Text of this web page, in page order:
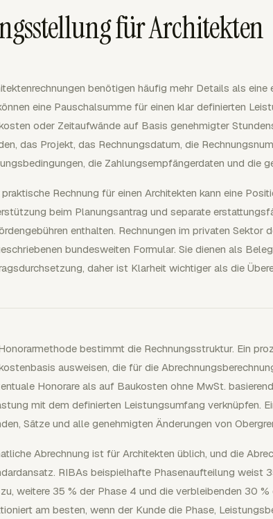
für Architekten
benötigen häufig mehr Details als eine
eine Pauschalsumme für einen klar definierten
oder Zeitaufwände auf Basis genehmigter
das Projekt, das Rechnungsdatum, die
die Zahlungsempfängerdaten und die
praktische Rechnung für einen Architekten kann eine
beim Planungsantrag und separate
enthalten. Rechnungen im privaten Sektor
bundesweiten Formular. Sie dienen als
daher ist Klarheit wichtiger als die
bestimmt die Rechnungsstruktur. Ein
ausweisen, die für die
Honorare als auf Baukosten ohne MwSt.
mit dem definierten Leistungsumfang verknüpfen.
Sätze und alle genehmigten Änderungen von
Abrechnung ist für Architekten üblich, und die
RIBAs beispielhafte Phasenaufteilung weist
weitere 35 % der Phase 4 und die verbleibenden 30
am besten, wenn der Kunde die Phase,